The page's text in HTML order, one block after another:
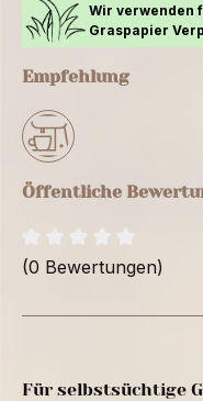
Wir verwenden
Graspapier
Empfehlung
Öffentliche
(0 Bewertungen)
Für selbstsüchtige